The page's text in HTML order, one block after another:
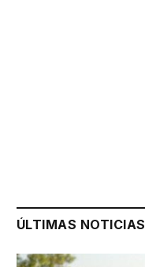
ÚLTIMAS NOTICIAS